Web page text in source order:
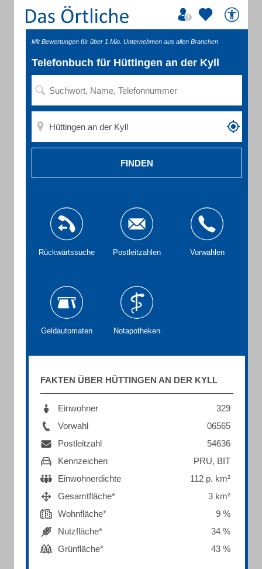
Mit Bewertungen für über 1 Mio. Unternehmen aus allen Branchen
Telefonbuch für Hüttingen an der Kyll
FINDEN
Rückwärtssuche Postleitzahlen Vorwahlen
Geldautomaten Notapotheken
FAKTEN ÜBER HÜTTINGEN AN DER KYLL
Einwohner
329
Vorwahl
06565
Postleitzahl
54636
Kennzeichen
PRU, BIT
Einwohnerdichte
112 p. km²
Gesamtfläche*
3 km²
Wohnfläche*
9 %
Nutzfläche*
34 %
Grünfläche*
43 %